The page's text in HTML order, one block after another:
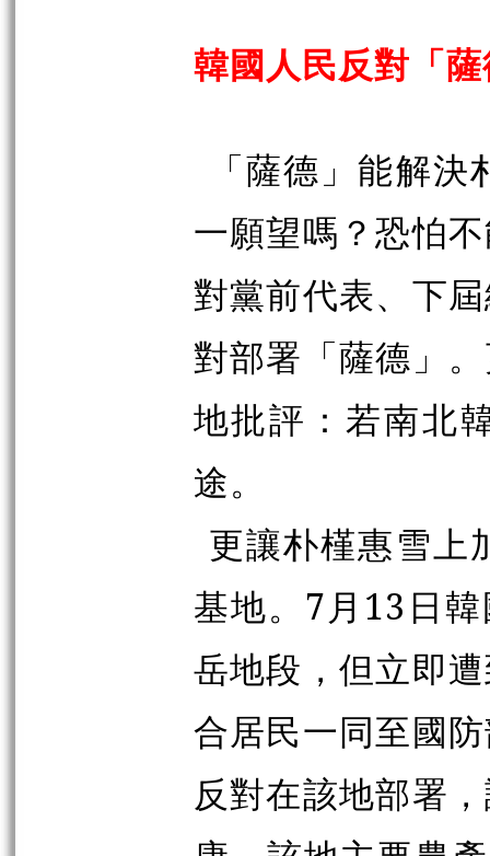
韓國人民反對「
「薩德」能解
一願望嗎？恐怕
對黨前代表、下
對部署「薩德」
地批評：若南北
途。
更讓朴槿惠雪上
基地。7月13日
岳地段，但立即
合居民一同至國
反對在該地部署